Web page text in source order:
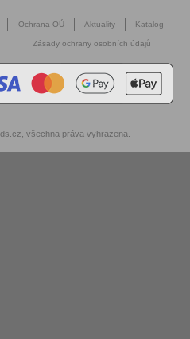
Ochrana OÚ Aktuality Katalog
Zásady ochrany osobních údajů
, všechna práva vyhrazena.